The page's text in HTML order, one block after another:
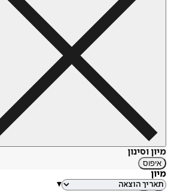
מיון וסינון
איפוס
מיון
▾